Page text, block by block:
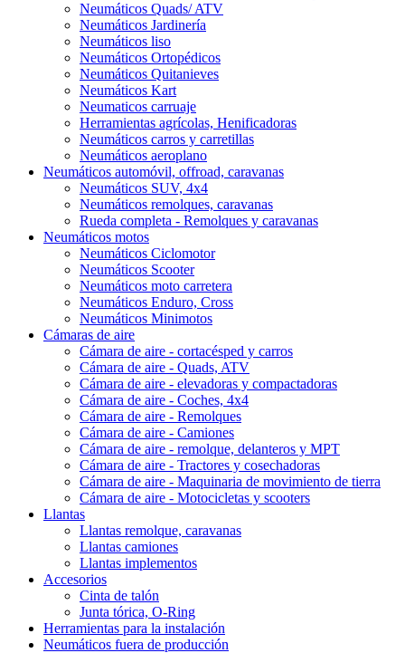
Neumáticos Quads/ ATV
Neumáticos Jardinería
Neumáticos liso
Neumáticos Ortopédicos
Neumáticos Quitanieves
Neumáticos Kart
Neumaticos carruaje
Herramientas agrícolas, Henificadoras
Neumáticos carros y carretillas
Neumáticos aeroplano
Neumáticos automóvil, offroad, caravanas
Neumáticos SUV, 4x4
Neumáticos remolques, caravanas
Rueda completa - Remolques y caravanas
Neumáticos motos
Neumáticos Ciclomotor
Neumáticos Scooter
Neumáticos moto carretera
Neumáticos Enduro, Cross
Neumáticos Minimotos
Cámaras de aire
Cámara de aire - cortacésped y carros
Cámara de aire - Quads, ATV
Cámara de aire - elevadoras y compactadoras
Cámara de aire - Coches, 4x4
Cámara de aire - Remolques
Cámara de aire - Camiones
Cámara de aire - remolque, delanteros y MPT
Cámara de aire - Tractores y cosechadoras
Cámara de aire - Maquinaria de movimiento de tierra
Cámara de aire - Motocicletas y scooters
Llantas
Llantas remolque, caravanas
Llantas camiones
Llantas implementos
Accesorios
Cinta de talón
Junta tórica, O-Ring
Herramientas para la instalación
Neumáticos fuera de producción